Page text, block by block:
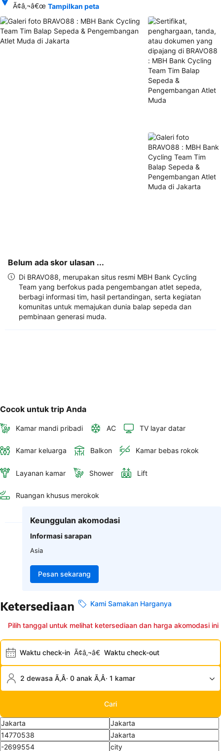
Setelah
semua
rincian
akomodasi
Ã¢â‚¬â€œ Tampilkan peta
Belum ada skor ulasan ...
Di BRAVO88, merupakan situs resmi MBH Bank Cycling
Team yang berfokus pada pengembangan atlet sepeda,
berbagi informasi tim, hasil pertandingan, serta kegiatan
komunitas untuk memajukan dunia balap sepeda dan
pembinaan generasi muda.
Cocok untuk trip Anda
Kamar mandi pribadi AC TV layar datar
Kamar keluarga Balkon Kamar bebas rokok
Layanan kamar Shower Lift
Ruangan khusus merokok
Keunggulan akomodasi
Informasi sarapan
Asia
Pesan sekarang
Ketersediaan Kami Samakan Harganya
Pilih tanggal untuk melihat ketersediaan dan harga akomodasi ini
Waktu check-in Ã¢â‚¬â€ Waktu check-out
2 dewasa Ã‚Â· 0 anak Ã‚Â· 1 kamar
Cari